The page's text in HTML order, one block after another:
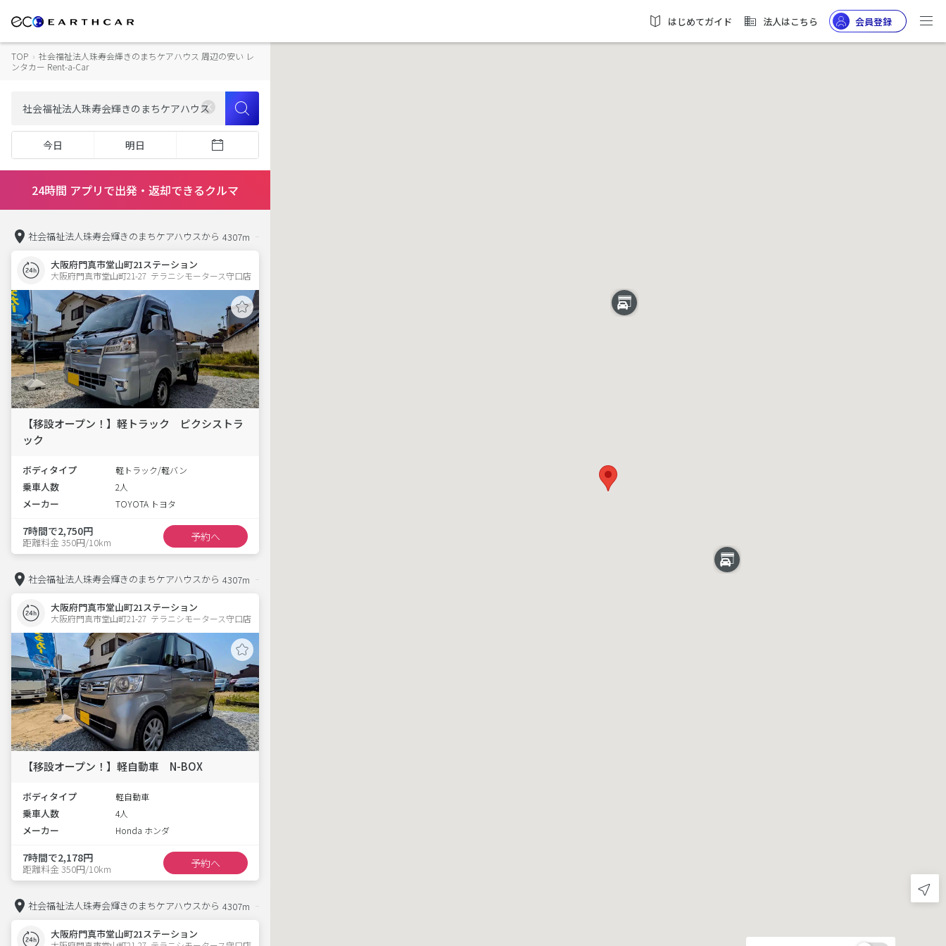
はじめてガイド 法人はこちら 会員登録
TOP › 社会福祉法人珠寿会輝きのまちケアハウス 周辺の安い レ
ンタカー Rent-a-Car
今日 明日
24時間 アプリで出発・返却できるクルマ
社会福祉法人珠寿会輝きのまちケアハウスから 4307m
大阪府門真市堂山町21ステーション
大阪府門真市堂山町21-27  テラニシモータース守口店
【移設オープン！】軽トラック ピクシストラ
ック
ボディタイプ 軽トラック/軽バン
乗車人数 2人
メーカー TOYOTA トヨタ
7時間で2,750円
距離料金 350円/10km 予約へ
社会福祉法人珠寿会輝きのまちケアハウスから 4307m
大阪府門真市堂山町21ステーション
大阪府門真市堂山町21-27  テラニシモータース守口店
【移設オープン！】軽自動車 N-BOX
ボディタイプ 軽自動車
乗車人数 4人
メーカー Honda ホンダ
7時間で2,178円
距離料金 350円/10km 予約へ
社会福祉法人珠寿会輝きのまちケアハウスから 4307m
大阪府門真市堂山町21ステーション